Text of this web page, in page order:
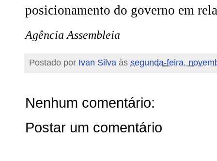
posicionamento do governo em
Agência Assembleia
Postado por Ivan Silva às segunda-feira,
Nenhum comentário:
Postar um comentário